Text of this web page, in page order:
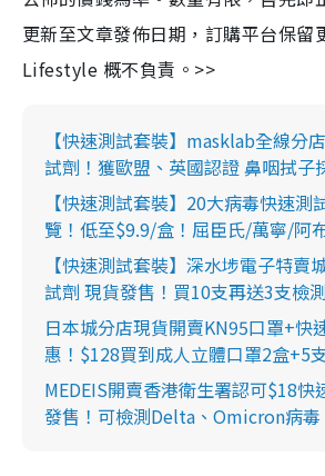
更新至文章發佈日期，訂購平台保留
Lifestyle 概不負責。>>
【快速測試套裝】masklab全線分
試劑！獲歐盟、英國認證 鼻咽拭子
【快速測試套裝】20大病毒快速測
覽！低至$9.9/盒！屈臣氏/萬寧/阿
【快速測試套裝】深水埗電子特賣
試劑 現貨發售！買10支再送3支檢
日本城分店現貨開賣KN95口罩+快
惠！$128買到成人立體口罩2盒+5
MEDEIS開賣香港衛生署認可$18快
發售！可檢測Delta、Omicron病毒